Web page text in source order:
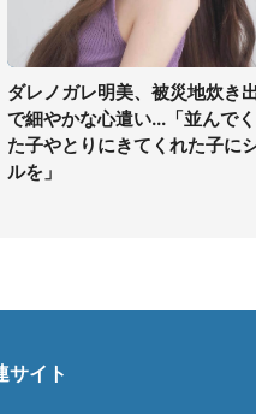
ダレノガレ明美、被災地炊き
で細やかな心遣い...「並んで
た子やとりにきてくれた子に
ルを」
サイト